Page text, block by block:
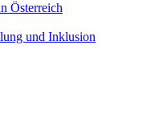
Österreich
und Inklusion